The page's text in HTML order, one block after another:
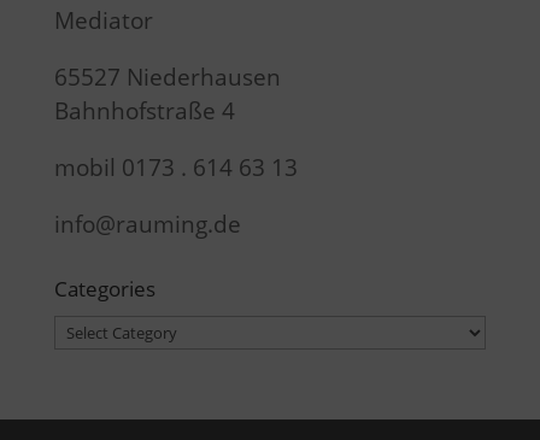
Mediator
65527 Niederhausen
Bahnhofstraße 4
mobil 0173 . 614 63 13
info@rauming.de
Categories
Categories